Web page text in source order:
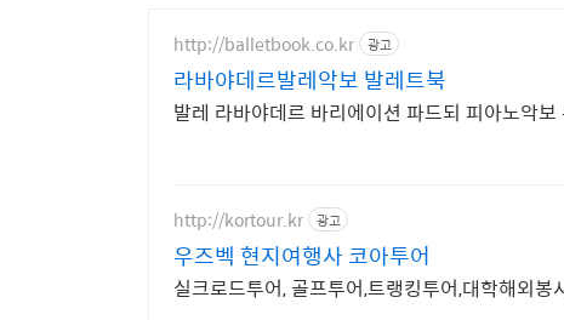
http://balletbook.co.kr 광고
라바야데르발레악보 발레트북
발레 라바야데르 바리에이션 파드되 피아노악보
http://kortour.kr 광고
우즈벡 현지여행사 코아투어
실크로드투어, 골프투어,트랭킹투어,대학해외